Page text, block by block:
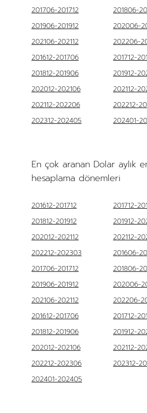
201706-201712
201806-
201906-201912
202006-
202106-202112
202206-
201612-201706
201712-
201812-201906
201912-
202012-202106
202112-
202112-202206
202212-
202312-202405
202401-
En çok aranan Dolar aylık
hesaplama dönemleri
201612-201712
201712-
201812-201912
201912-
202012-202112
202112-
202212-202303
201606-
201706-201712
201806-
201906-201912
202006-
202106-202112
202206-
201612-201706
201712-
201812-201906
201912-
202012-202106
202112-
202212-202306
202312-
202401-202405